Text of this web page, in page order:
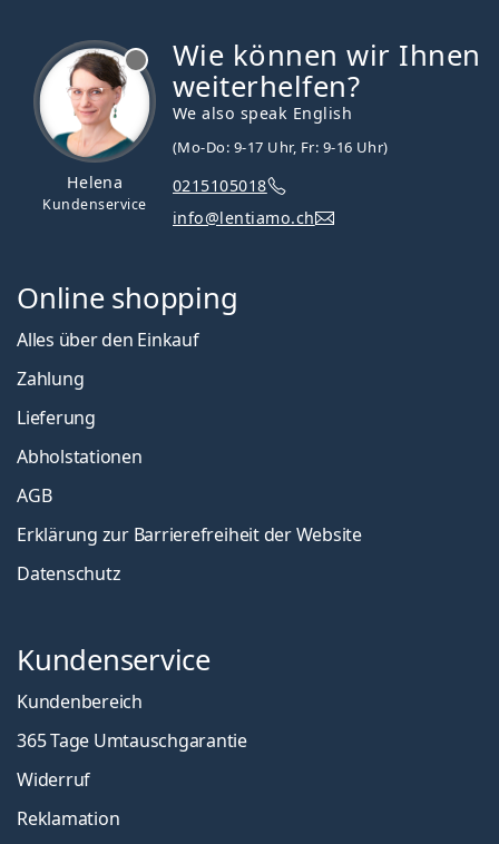
Helena
Kundenservice
Wie können wir Ihnen
weiterhelfen?
We also speak English
(Mo-Do: 9-17 Uhr, Fr: 9-16 Uhr)
0215105018
info@lentiamo.ch
Online shopping
Alles über den Einkauf
Zahlung
Lieferung
Abholstationen
AGB
Erklärung zur Barrierefreiheit der Website
Datenschutz
Kundenservice
Kundenbereich
365 Tage Umtauschgarantie
Widerruf
Reklamation